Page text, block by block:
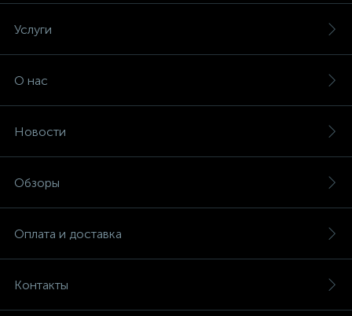
Услуги
О нас
Новости
Обзоры
Оплата и доставка
Контакты